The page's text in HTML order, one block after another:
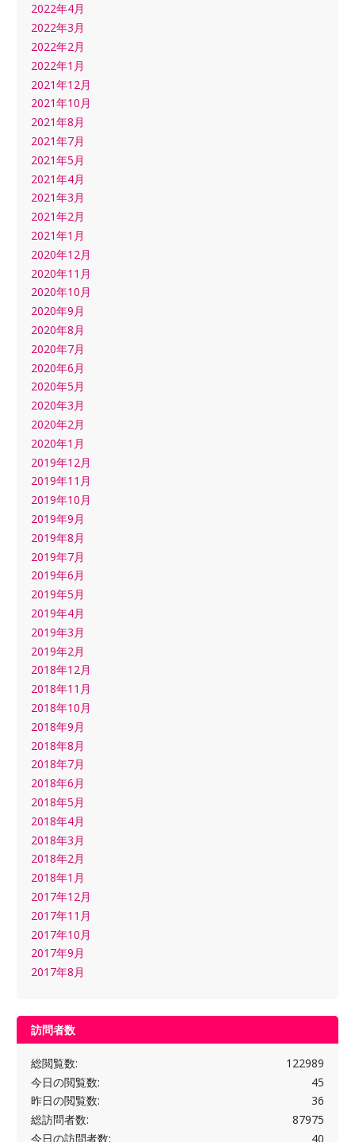
2022年4月
2022年3月
2022年2月
2022年1月
2021年12月
2021年10月
2021年8月
2021年7月
2021年5月
2021年4月
2021年3月
2021年2月
2021年1月
2020年12月
2020年11月
2020年10月
2020年9月
2020年8月
2020年7月
2020年6月
2020年5月
2020年3月
2020年2月
2020年1月
2019年12月
2019年11月
2019年10月
2019年9月
2019年8月
2019年7月
2019年6月
2019年5月
2019年4月
2019年3月
2019年2月
2018年12月
2018年11月
2018年10月
2018年9月
2018年8月
2018年7月
2018年6月
2018年5月
2018年4月
2018年3月
2018年2月
2018年1月
2017年12月
2017年11月
2017年10月
2017年9月
2017年8月
訪問者数
122989
総閲覧数:
45
今日の閲覧数:
36
昨日の閲覧数:
87975
総訪問者数:
40
今日の訪問者数: